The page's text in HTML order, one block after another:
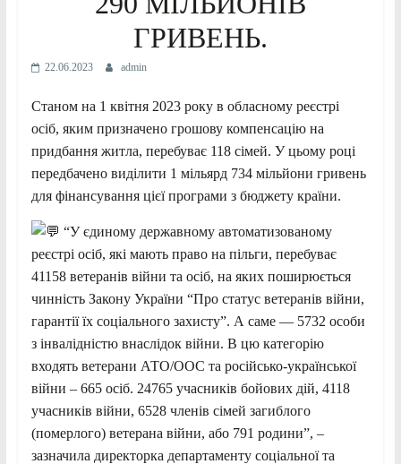
ГРИВЕНЬ.
22.06.2023 admin
Станом на 1 квітня 2023 року в обласному реєстрі
осіб, яким призначено грошову компенсацію на
придбання житла, перебуває 118 сімей. У цьому році
передбачено виділити 1 мільярд 734 мільйони гривень
для фінансування цієї програми з бюджету країни.
“У єдиному державному автоматизованому
реєстрі осіб, які мають право на пільги, перебуває
41158 ветеранів війни та осіб, на яких поширюється
чинність Закону України “Про статус ветеранів війни,
гарантії їх соціального захисту”. А саме — 5732 особи
з інвалідністю внаслідок війни. В цю категорію
входять ветерани АТО/ООС та російсько-української
війни – 665 осіб. 24765 учасників бойових дій, 4118
учасників війни, 6528 членів сімей загиблого
(померлого) ветерана війни, або 791 родини”, –
зазначила директорка департаменту соціальної та